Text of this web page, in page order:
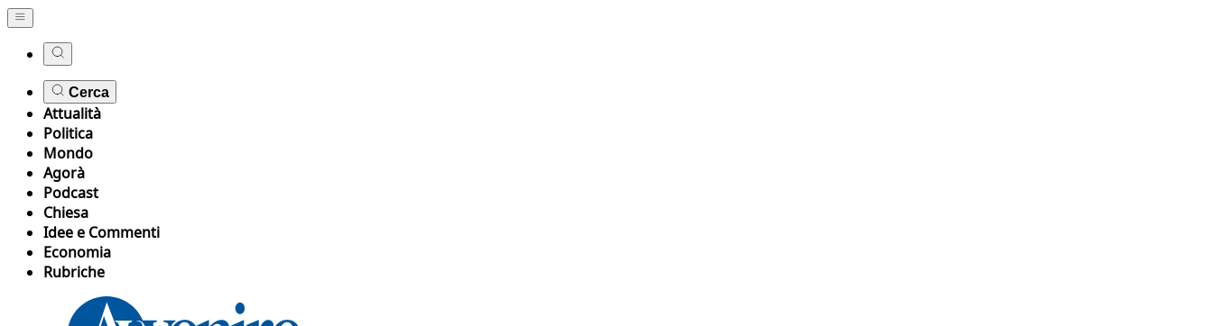
Cerca
Attualità
Politica
Mondo
Agorà
Podcast
Chiesa
Idee e Commenti
Economia
Rubriche